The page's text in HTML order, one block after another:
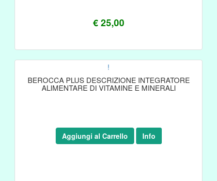
€ 25,00
!
BEROCCA PLUS DESCRIZIONE INTEGRATORE
ALIMENTARE DI VITAMINE E MINERALI
Aggiungi al Carrello Info